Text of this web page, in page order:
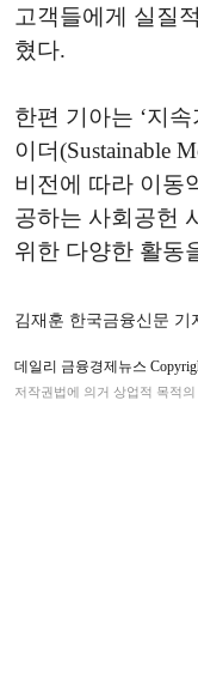
고객들에게 실질
혔다.
한편 기아는 ‘지
이더(Sustainable
비전에 따라 이동
공하는 사회공헌
위한 다양한 활동
김재훈 한국금융신문 기
데일리 금융경제뉴스
저작권법에 의거 상업적 목적